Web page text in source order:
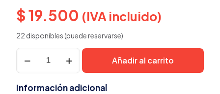
$19.500 (IVA incluido)
22 disponibles (puede reservarse)
Beso
María
Añadir al carrito
Información adicional